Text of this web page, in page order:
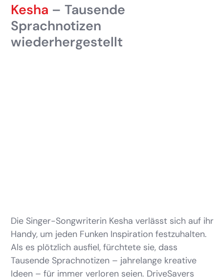
Kesha – Tausende
Sprachnotizen
wiederhergestellt
Die Singer-Songwriterin Kesha verlässt sich auf ihr
Handy, um jeden Funken Inspiration festzuhalten.
Als es plötzlich ausfiel, fürchtete sie, dass
Tausende Sprachnotizen – jahrelange kreative
Ideen – für immer verloren seien. DriveSavers